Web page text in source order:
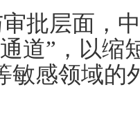
批层面，
道”，以缩
敏感领域的